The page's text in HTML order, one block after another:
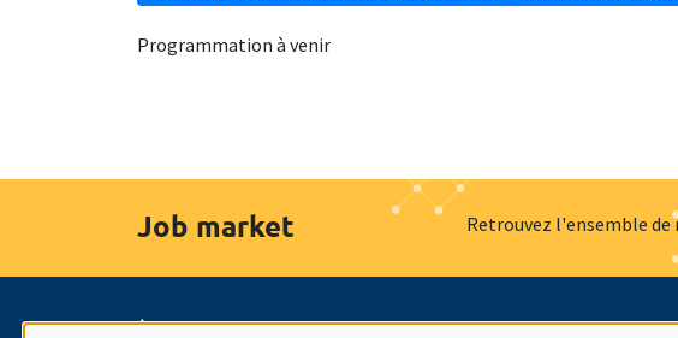
Programmation à venir
Job market Retrouvez l'ensemble
À propos Nos engagements Hommage à Actualités